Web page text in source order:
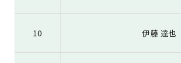
10 伊藤 達也